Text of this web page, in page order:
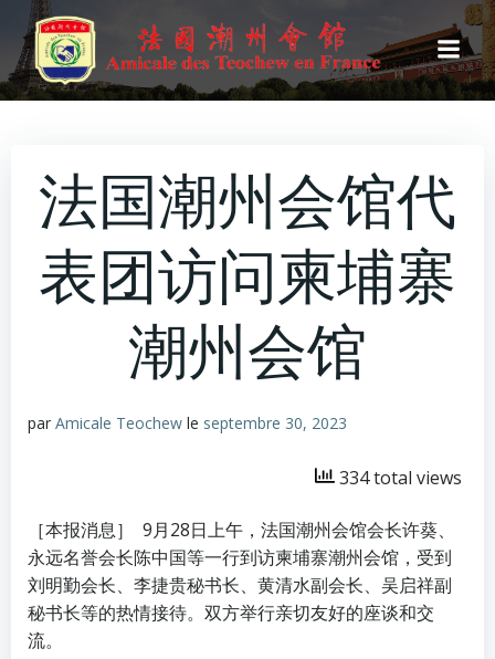
au
contenu
法国潮州会馆代
表团访问柬埔寨
潮州会馆
par Amicale Teochew le septembre 30, 2023
334 total views
［本报消息］ 9月28日上午，法国潮州会馆会长许葵、
永远名誉会长陈中国等一行到访柬埔寨潮州会馆，受到
刘明勤会长、李捷贵秘书长、黄清水副会长、吴启祥副
秘书长等的热情接待。双方举行亲切友好的座谈和交
流。